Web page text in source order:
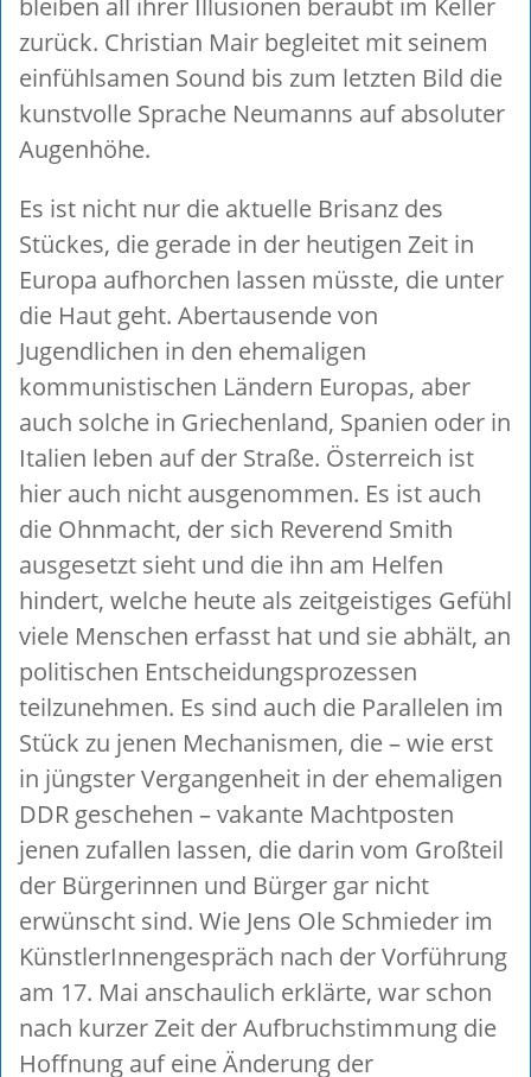
zurück. Christian Mair begleitet mit seinem
einfühlsamen Sound bis zum letzten Bild die
kunstvolle Sprache Neumanns auf absoluter
Augenhöhe.
Es ist nicht nur die aktuelle Brisanz des
Stückes, die gerade in der heutigen Zeit in
Europa aufhorchen lassen müsste, die unter
die Haut geht. Abertausende von
Jugendlichen in den ehemaligen
kommunistischen Ländern Europas, aber
auch solche in Griechenland, Spanien oder in
Italien leben auf der Straße. Österreich ist
hier auch nicht ausgenommen. Es ist auch
die Ohnmacht, der sich Reverend Smith
ausgesetzt sieht und die ihn am Helfen
hindert, welche heute als zeitgeistiges Gefühl
viele Menschen erfasst hat und sie abhält, an
politischen Entscheidungsprozessen
teilzunehmen. Es sind auch die Parallelen im
Stück zu jenen Mechanismen, die – wie erst
in jüngster Vergangenheit in der ehemaligen
DDR geschehen – vakante Machtposten
jenen zufallen lassen, die darin vom Großteil
der Bürgerinnen und Bürger gar nicht
erwünscht sind. Wie Jens Ole Schmieder im
KünstlerInnengespräch nach der Vorführung
am 17. Mai anschaulich erklärte, war schon
nach kurzer Zeit der Aufbruchstimmung die
Hoffnung auf eine Änderung der